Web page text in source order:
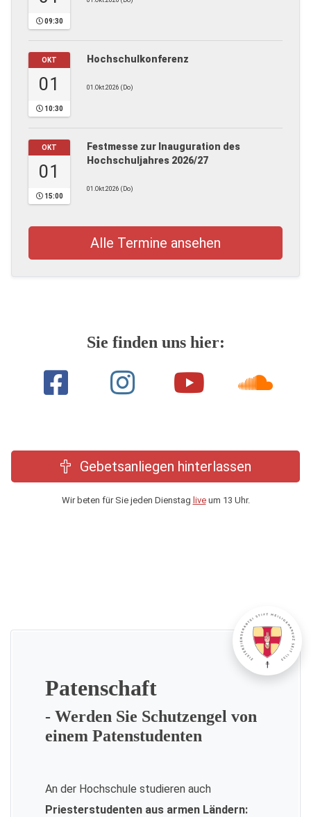
09:30
OKT
01
10:30
Hochschulkonferenz
01.Okt.2026 (Do)
OKT
01
15:00
Festmesse zur Inauguration des
Hochschuljahres 2026/27
01.Okt.2026 (Do)
Alle Termine ansehen
Sie finden uns hier:
Gebetsanliegen hinterlassen
Wir beten für Sie jeden Dienstag liveum 13 Uhr.
Patenschaft
- Werden Sie Schutzengel von
einem Patenstudenten
An der Hochschule studieren auch
Priesterstudenten aus armen Ländern: